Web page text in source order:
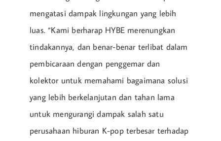
mengatasi dampak lingkungan yang lebih
luas. “Kami berharap HYBE merenungkan
tindakannya, dan benar-benar terlibat dalam
pembicaraan dengan penggemar dan
kolektor untuk memahami bagaimana solusi
yang lebih berkelanjutan dan tahan lama
untuk mengurangi dampak salah satu
perusahaan hiburan K-pop terbesar terhadap